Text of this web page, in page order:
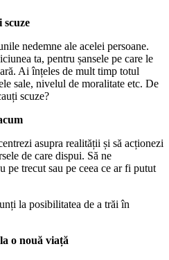
scuze
nedemne ale acelei persoane.
ta, pentru șansele pe care le
Ai înțeles de mult timp totul
sale, nivelul de moralitate etc. De
scuze?
asupra realității și să acționezi
de care dispui. Să ne
pe trecut sau pe ceea ce ar fi putut
la posibilitatea de a trăi în
o nouă viață